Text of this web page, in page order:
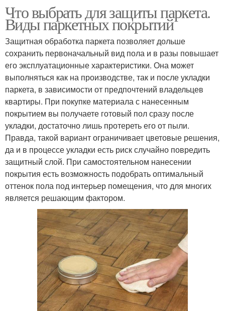
Что выбрать для защиты паркета.
Виды паркетных покрытий
Защитная обработка паркета позволяет дольше
сохранить первоначальный вид пола и в разы повышает
его эксплуатационные характеристики. Она может
выполняться как на производстве, так и после укладки
паркета, в зависимости от предпочтений владельцев
квартиры. При покупке материала с нанесенным
покрытием вы получаете готовый пол сразу после
укладки, достаточно лишь протереть его от пыли.
Правда, такой вариант ограничивает цветовые решения,
да и в процессе укладки есть риск случайно повредить
защитный слой. При самостоятельном нанесении
покрытия есть возможность подобрать оптимальный
оттенок пола под интерьер помещения, что для многих
является решающим фактором.